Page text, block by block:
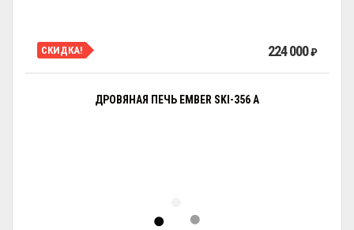
СКИДКА! 224 000₽
ДРОВЯНАЯ ПЕЧЬ EMBER SKI-356 A